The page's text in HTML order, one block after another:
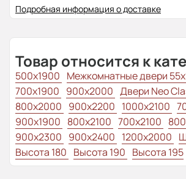
Подробная информация о доставке
Товар относится к
500x1900 Межкомнатные двери
700x1900 900x2000 Двери Neo
800x2000 900x2200 1000x2100
900x1900 800x2100 700x2100
900x2300 900x2400 1200x2000
Высота 180 Высота 190 Высота 195